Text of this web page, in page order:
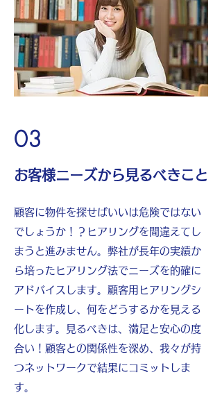
03
お客様ニーズから見るべきこと
顧客に物件を探せばいいは危険ではない
でしょうか！？ヒアリングを間違えてし
まうと進みません。弊社が長年の実績か
ら培ったヒアリング法でニーズを的確に
アドバイスします。顧客用ヒアリングシ
ートを作成し、何をどうするかを見える
化します。見るべきは、満足と安心の度
合い！顧客との関係性を深め、我々が持
つネットワークで結果にコミットしま
す。